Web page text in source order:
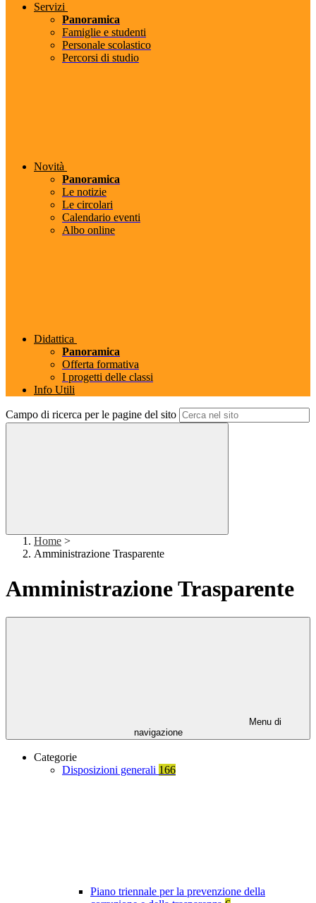
Servizi
Panoramica
Famiglie e studenti
Personale scolastico
Percorsi di studio
Novità
Panoramica
Le notizie
Le circolari
Calendario eventi
Albo online
Didattica
Panoramica
Offerta formativa
I progetti delle classi
Info Utili
Campo di ricerca per le pagine del sito
Home >
Amministrazione Trasparente
Amministrazione Trasparente
Menu di
navigazione
Categorie
Disposizioni generali 166
Piano triennale per la prevenzione della